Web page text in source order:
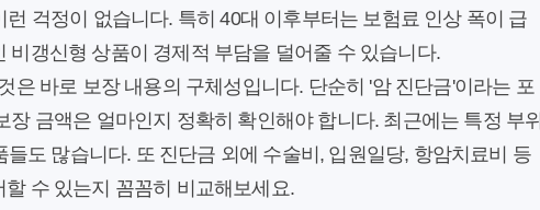
걱정이 없습니다. 특히 40대 이후부터는 보험료 인상 폭이 급
갱신형 상품이 경제적 부담을 덜어줄 수 있습니다.
은 바로 보장 내용의 구체성입니다. 단순히 '암 진단금'이라는 포
금액은 얼마인지 정확히 확인해야 합니다. 최근에는 특정 부위
도 많습니다. 또 진단금 외에 수술비, 입원일당, 항암치료비 등
수 있는지 꼼꼼히 비교해보세요.